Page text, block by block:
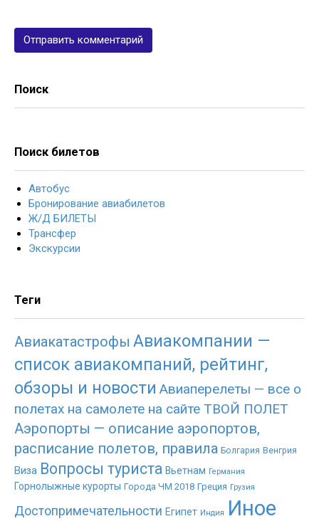
Поиск
Поиск билетов
Автобус
Бронирование авиабилетов
Ж/Д БИЛЕТЫ
Трансфер
Экскурсии
Теги
Авиакатастрофы Авиакомпании —
список авиакомпаний, рейтинг,
обзоры и новости Авиаперелеты — все о
полетах на самолете на сайте ТВОЙ ПОЛЕТ
Аэропорты — описание аэропортов,
расписание полетов, правила Болгария Венгрия
Виза Вопросы туриста Вьетнам Германия
Горнолыжные курорты Города ЧМ 2018 Греция Грузия
Достопримечательности Египет Индия Иное